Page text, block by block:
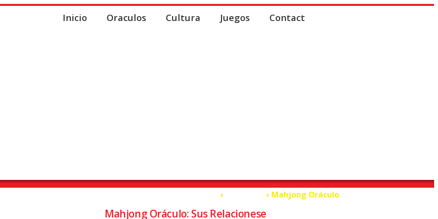
Inicio Oraculos Cultura Juegos Contact
› › Mahjong Oráculo
Mahjong Oráculo: Sus Relacionese